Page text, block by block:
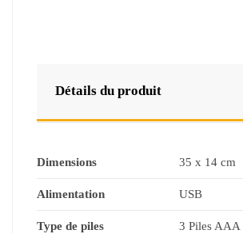
Détails du produit
Dimensions 35 x 14 cm
Alimentation USB
Type de piles 3 Piles AAA